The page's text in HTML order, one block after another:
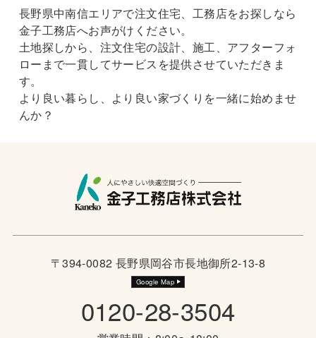
長野県中南信エリアで注文住宅、工務店をお探しなら
金子工務店へお声がけください。
土地探しから、注文住宅の設計、施工、アフターフォ
ローまで一貫してサービスを提供させていただきま
す。
より良い暮らし、より良い家づくりを一緒に始めませ
んか？
〒394-0082 長野県岡谷市長地御所2-13-8
Google Map
0120-28-3504